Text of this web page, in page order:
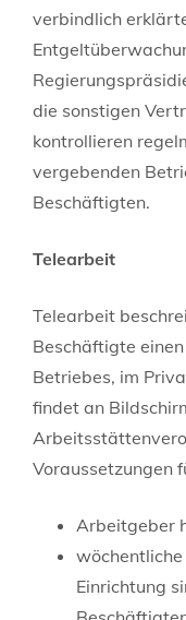
verbindlich
die sonstigen
kontrollieren
vergebenden
Beschäftigten.
Telearbeit
Telearbeit
Beschäftigte
Betriebes, im
findet an
Voraussetzungen
Arbeitgeber
Einrichtung